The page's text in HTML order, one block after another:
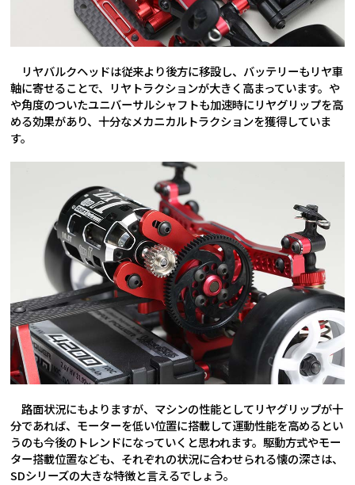
リヤバルクヘッドは従来より後方に移設し、バッテリーもリヤ車
軸に寄せることで、リヤトラクションが大きく高まっています。や
や角度のついたユニバーサルシャフトも加速時にリヤグリップを高
める効果があり、十分なメカニカルトラクションを獲得していま
す。
路面状況にもよりますが、マシンの性能としてリヤグリップが十
分であれば、モーターを低い位置に搭載して運動性能を高めるとい
うのも今後のトレンドになっていくと思われます。駆動方式やモー
ター搭載位置なども、それぞれの状況に合わせられる懐の深さは、
SDシリーズの大きな特徴と言えるでしょう。